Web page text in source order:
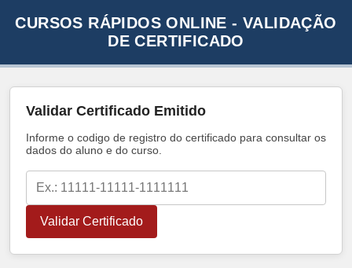
CURSOS RÁPIDOS ONLINE - VALIDAÇÃO
DE CERTIFICADO
Validar Certificado Emitido
Informe o codigo de registro do certificado para consultar os
dados do aluno e do curso.
Validar Certificado